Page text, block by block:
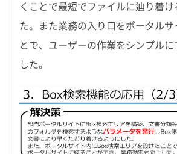
くことで最短でファイルに辿り着
た。また業務の入り口をポータルサ
とで、ユーザーの作業をシンプル
した。